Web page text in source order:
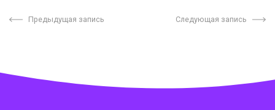
Предыдущая запись Следующая запись